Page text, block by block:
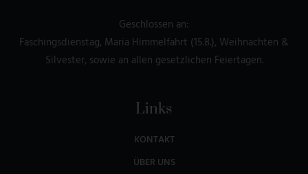
Geschlossen an:
Faschingsdienstag, Maria Himmelfahrt (15.8.), Weihnachten &
Silvester, sowie an allen gesetzlichen Feiertagen.
Links
KONTAKT
ÜBER UNS